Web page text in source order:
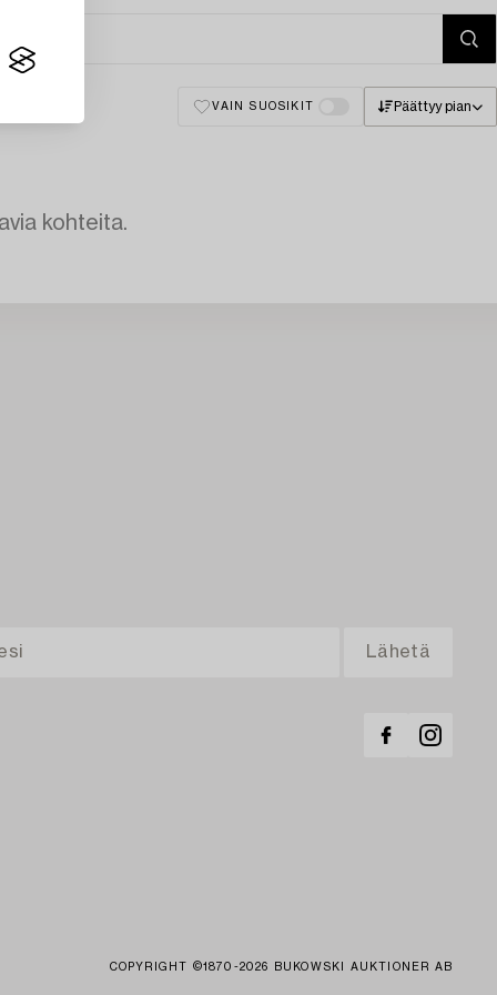
VAIN SUOSIKIT Päättyy pian
kohteita.
COPYRIGHT ©1870-2026 BUKOWSKI AUKTIONER AB